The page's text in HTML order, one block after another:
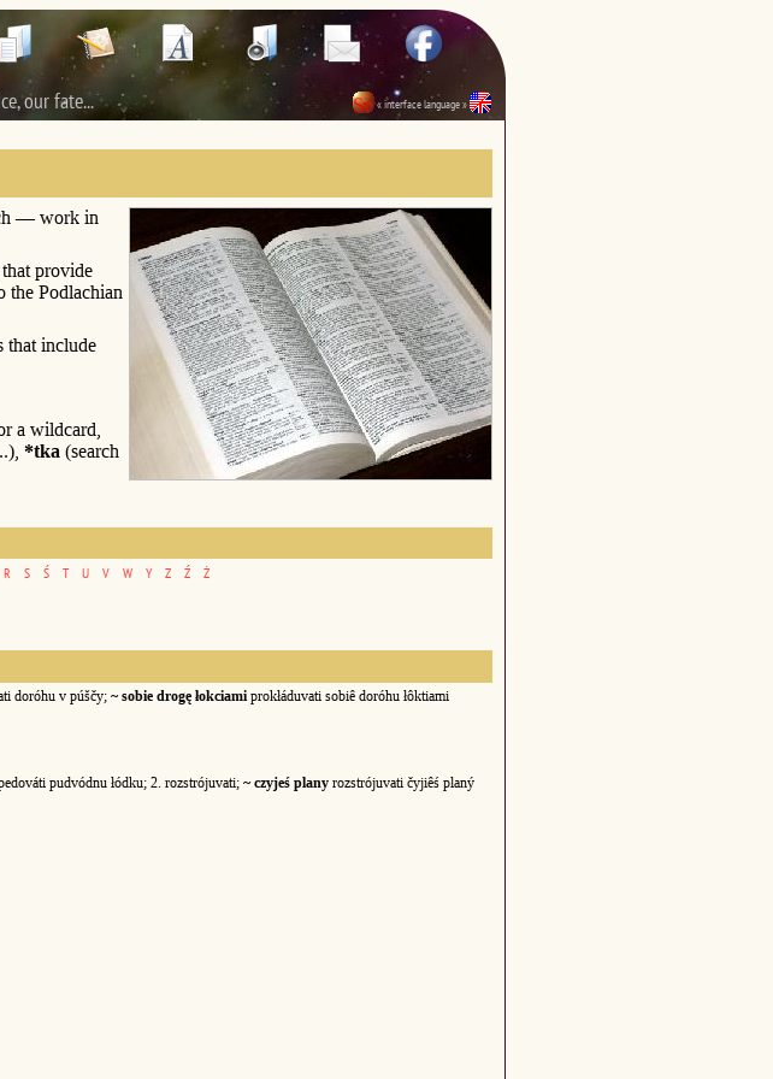
our fate... « interface language »
— work in
that provide
the Podlachian
that include
a wildcard,
*tka (search
R S Ś T U V W Y Z Ź Ż
doróhu v púščy; ~ sobie drogę łokciami prokłáduvati sobiê doróhu łôktiami
pudvódnu łódku; 2. rozstrójuvati; ~ czyjeś plany rozstrójuvati čyjiêś planý